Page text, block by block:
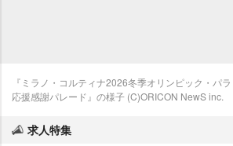
『ミラノ・コルティナ2026冬季オリンピック・パ
応援感謝パレード』の様子 (C)ORICON NewS inc.
求人特集